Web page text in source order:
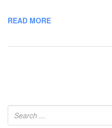
READ MORE